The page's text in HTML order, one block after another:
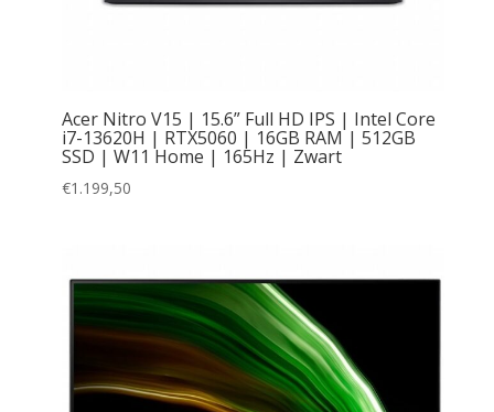
Acer Nitro V15 | 15.6” Full HD IPS | Intel Core
i7-13620H | RTX5060 | 16GB RAM | 512GB
SSD | W11 Home | 165Hz | Zwart
€1.199,50